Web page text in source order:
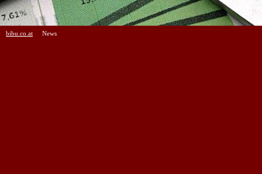
bibu.co.at News